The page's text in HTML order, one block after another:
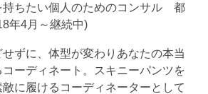
持ちたい個人のためのコンサル 都
年4月～継続中)
ずに、体型が変わりあなたの本当
ーディネート。スキニーパンツを
に履けるコーディネーターとして